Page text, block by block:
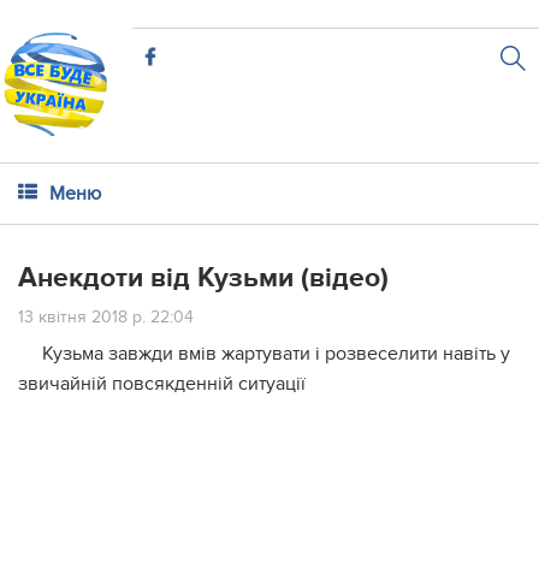
Меню
Анекдоти від Кузьми (відео)
13 квітня 2018 р. 22:04
Кузьма завжди вмів жартувати і розвеселити навіть у
звичайній повсякденній ситуації